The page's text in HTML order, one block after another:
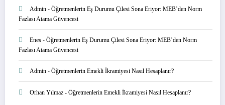
Admin - Öğretmenlerin Eş Durumu Çilesi Sona Eriyor: MEB’den Norm
Fazlası Atama Güvencesi
Enes - Öğretmenlerin Eş Durumu Çilesi Sona Eriyor: MEB’den Norm
Fazlası Atama Güvencesi
Admin - Öğretmenlerin Emekli İkramiyesi Nasıl Hesaplanır?
Orhan Yılmaz - Öğretmenlerin Emekli İkramiyesi Nasıl Hesaplanır?